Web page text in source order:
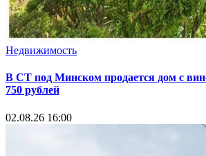
Недвижимость
В СТ под Минском продается дом с
750 рублей
02.08.26 16:00